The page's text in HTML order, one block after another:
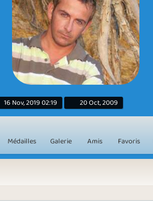
16 Nov, 2019 02:19 20 Oct, 2009
Médailles Galerie Amis Favoris